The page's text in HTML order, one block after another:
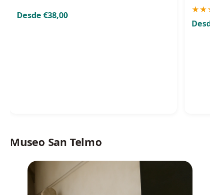
Desde €38,00
★★★
Desde
Museo San Telmo